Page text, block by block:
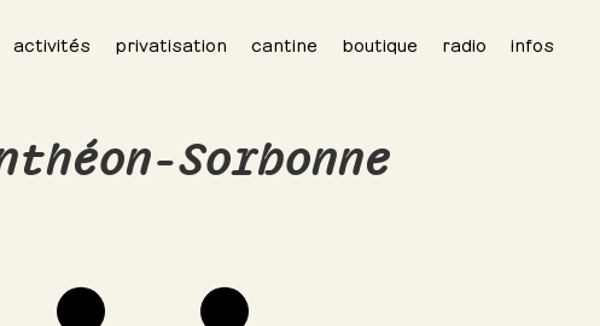
activités privatisation cantine boutique radio infos
Sorbonne